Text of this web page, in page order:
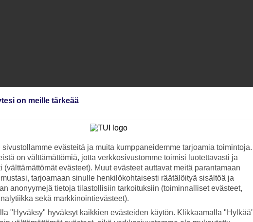
on meille tärkeää
sivustollamme evästeitä ja muita kumppaneidemme tarjoamia toimintoja.
on välttämättömiä, jotta verkkosivustomme toimisi luotettavasti ja
(välttämättömät evästeet). Muut evästeet auttavat meitä parantamaan
tarjoamaan sinulle henkilökohtaisesti räätälöityä sisältöä ja
anonyymejä tietoja tilastollisiin tarkoituksiin (toiminnalliset evästeet,
sekä markkinointievästeet).
"Hyväksy" hyväksyt kaikkien evästeiden käytön. Klikkaamalla "Hylkää"